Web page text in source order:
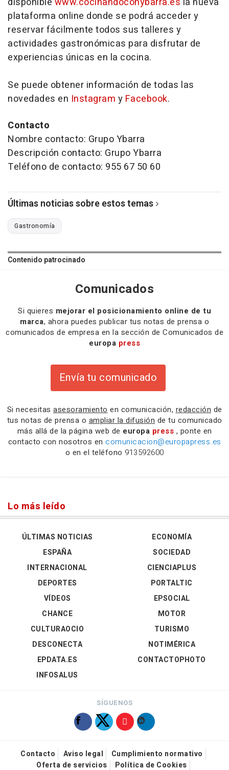
plataforma online donde se podrá acceder y
reservar fácilmente todos sus talleres y
actividades gastronómicas para disfrutar de
experiencias únicas en la cocina.
Se puede obtener información de todas las
novedades en Instagram y Facebook.
Contacto
Nombre contacto: Grupo Ybarra
Descripción contacto: Grupo Ybarra
Teléfono de contacto: 955 67 50 60
Últimas noticias sobre estos temas
Gastronomía
Contenido patrocinado
Comunicados
Si quieres mejorar el posicionamiento online de tu
marca, ahora puedes publicar tus notas de prensa o
comunicados de empresa en la sección de Comunicados de
europa press
Envía tu comunicado
Si necesitas asesoramiento en comunicación, redacción de
tus notas de prensa o ampliar la difusión de tu comunicado
más allá de la página web de europa press , ponte en
contacto con nosotros en comunicacion@europapress.es
o en el teléfono 913592600
Lo más leído
ÚLTIMAS NOTICIAS
ESPAÑA
INTERNACIONAL
DEPORTES
VÍDEOS
ECONOMÍA
SOCIEDAD
CIENCIAPLUS
PORTALTIC
EPSOCIAL
CHANCE
CULTURAOCIO
DESCONECTA
EPDATA.ES
INFOSALUS
MOTOR
TURISMO
NOTIMÉRICA
CONTACTOPHOTO
SÍGUENOS
Contacto Aviso legal
Cumplimiento normativo
Oferta de servicios
Política de Cookies